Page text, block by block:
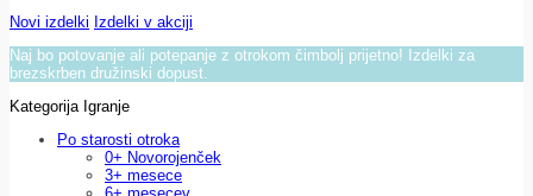
Novi izdelki Izdelki v akciji
Naj bo potovanje ali potepanje z otrokom čimbolj prijetno! Izdelki za
brezskrben družinski dopust.
Kategorija Igranje
Po starosti otroka
0+ Novorojenček
3+ mesece